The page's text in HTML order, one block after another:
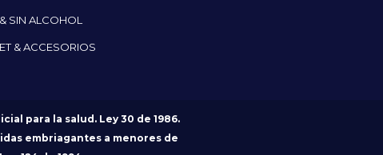
SIN ALCOHOL
& ACCESORIOS
para la salud. Ley 30 de 1986.
embriagantes a menores de